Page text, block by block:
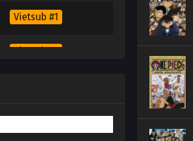
Vietsub #1
Vietsub #1